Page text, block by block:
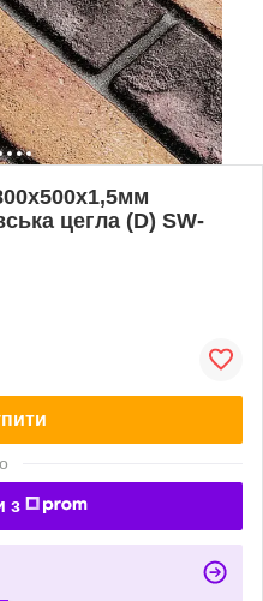
цегла (D) SW-
з